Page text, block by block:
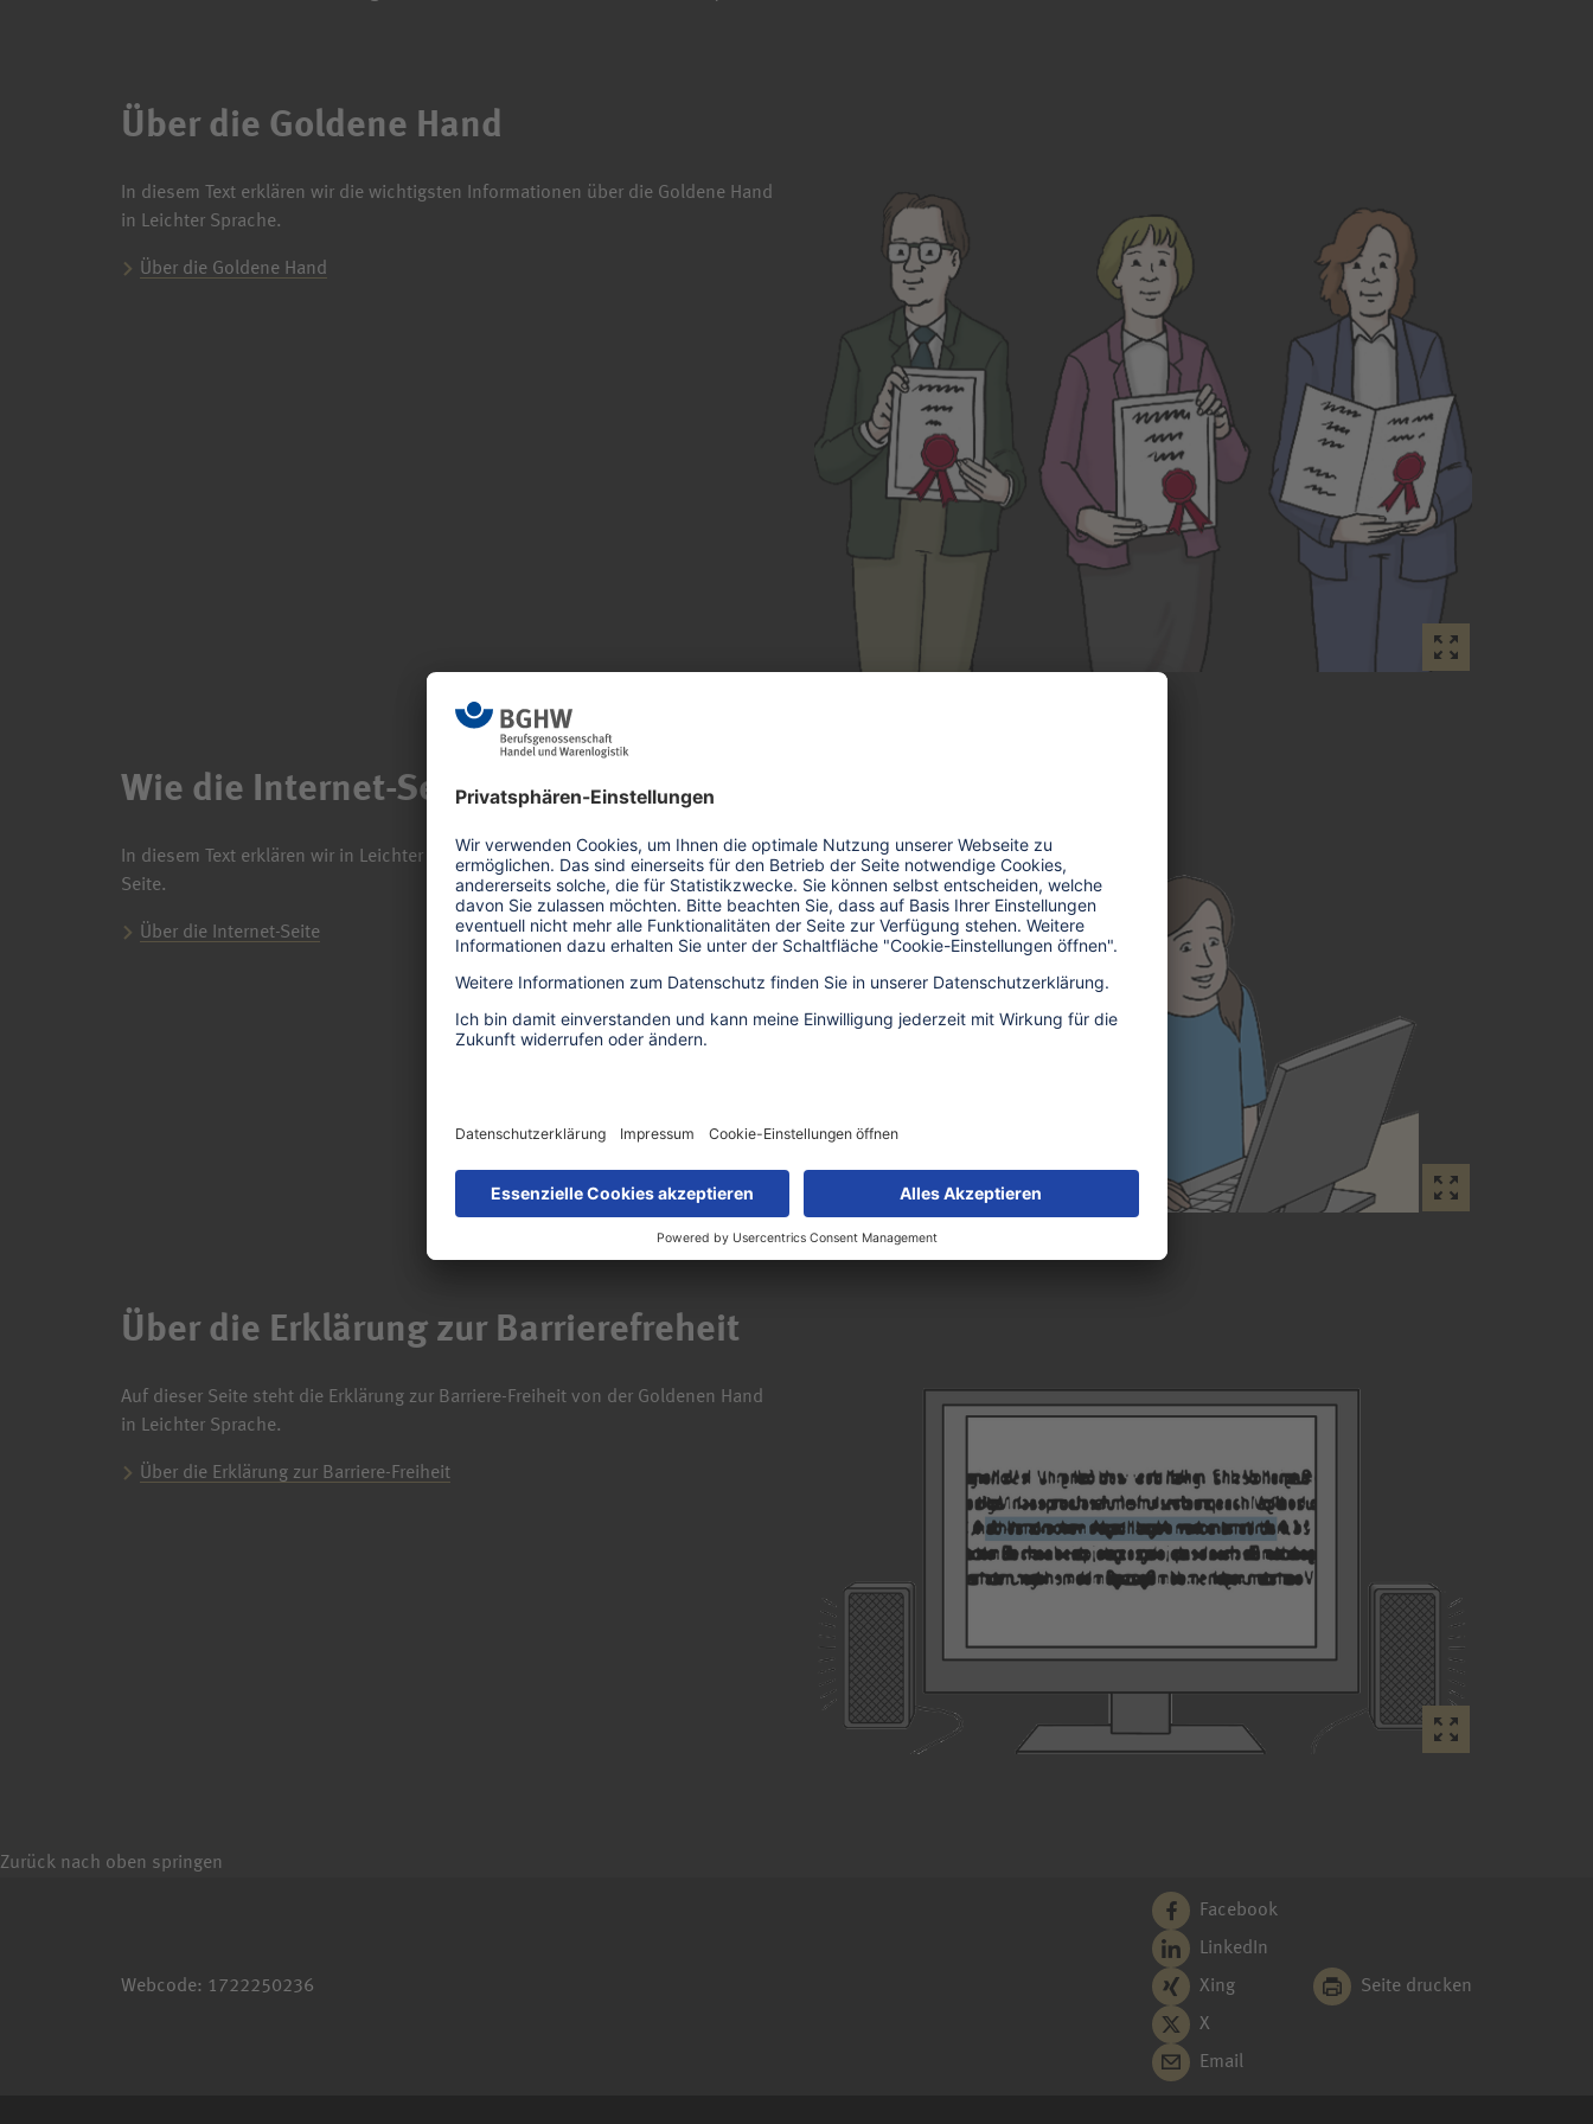
Über die Goldene Hand
In diesem Text erklären wir die wichtigsten Informationen über die Goldene Hand
in Leichter Sprache.
Über die Goldene Hand
Wie die Internet-Seite der Goldenen Hand funktioniert
In diesem Text erklären wir in Leichter Sprache den Aufbau von unserer Internet-
Seite.
Über die Internet-Seite
Über die Erklärung zur Barrierefreheit
Auf dieser Seite steht die Erklärung zur Barriere-Freiheit von der Goldenen Hand
in Leichter Sprache.
Über die Erklärung zur Barriere-Freiheit
Zurück nach oben springen
Webcode: 1722250236
Facebook
LinkedIn
Xing
X
Email
Seite drucken